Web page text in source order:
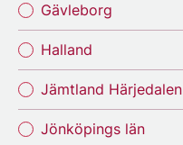
Gävleborg
Halland
Jämtland Härjedalen
Jönköpings län